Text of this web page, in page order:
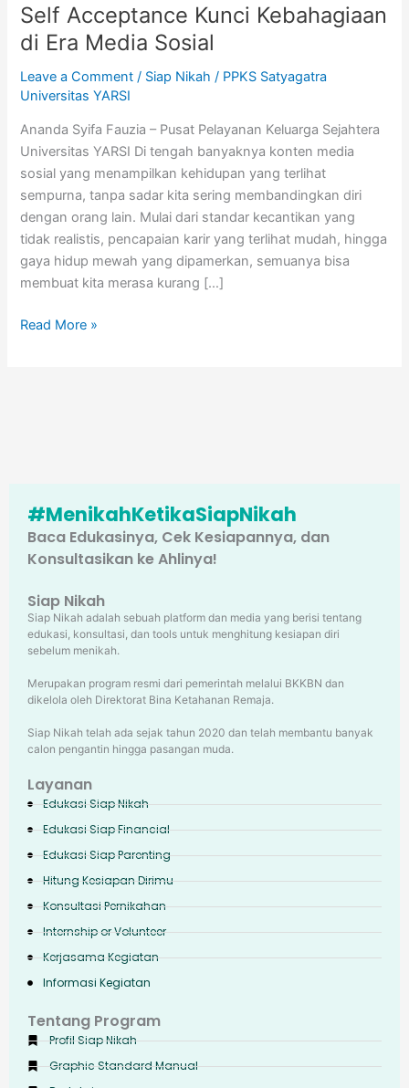
Self Acceptance Kunci Kebahagiaan
di Era Media Sosial
Leave a Comment / Siap Nikah / PPKS Satyagatra
Universitas YARSI
Ananda Syifa Fauzia – Pusat Pelayanan Keluarga Sejahtera
Universitas YARSI Di tengah banyaknya konten media
sosial yang menampilkan kehidupan yang terlihat
sempurna, tanpa sadar kita sering membandingkan diri
dengan orang lain. Mulai dari standar kecantikan yang
tidak realistis, pencapaian karir yang terlihat mudah, hingga
gaya hidup mewah yang dipamerkan, semuanya bisa
membuat kita merasa kurang […]
Read More »
#MenikahKetikaSiapNikah
Baca Edukasinya, Cek Kesiapannya, dan
Konsultasikan ke Ahlinya!
Siap Nikah
Siap Nikah adalah sebuah platform dan media yang berisi tentang
edukasi, konsultasi, dan tools untuk menghitung kesiapan diri
sebelum menikah.
Merupakan program resmi dari pemerintah melalui BKKBN dan
dikelola oleh Direktorat Bina Ketahanan Remaja.
Siap Nikah telah ada sejak tahun 2020 dan telah membantu banyak
calon pengantin hingga pasangan muda.
Layanan
Edukasi Siap Nikah
Edukasi Siap Financial
Edukasi Siap Parenting
Hitung Kesiapan Dirimu
Konsultasi Pernikahan
Internship or Volunteer
Kerjasama Kegiatan
Informasi Kegiatan
Tentang Program
Profil Siap Nikah
Graphic Standard Manual